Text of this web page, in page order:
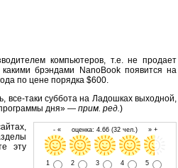
компьютеров, т.е. не продает
брэндами NanoBook появится на
по цене порядка $600.
все-таки суббота на Ладошках выходной,
дня» — прим. ред.)
- « оценка: 4.66 (32 чел.) » +
1 2 3 4 5
эту